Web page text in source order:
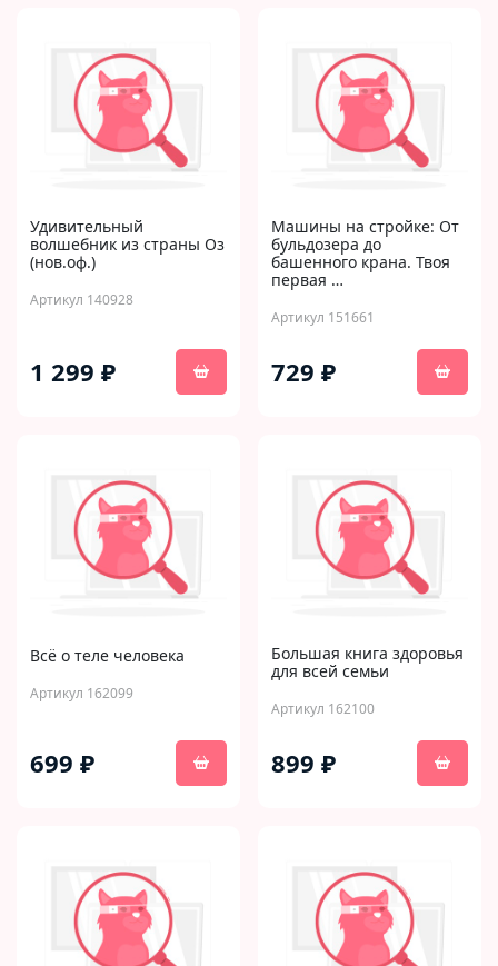
Удивительный
волшебник из страны Оз
(нов.оф.)
Артикул 140928
1 299 ₽
Машины на стройке: От
бульдозера до
башенного крана. Твоя
первая …
Артикул 151661
729 ₽
Всё о теле человека
Артикул 162099
699 ₽
Большая книга здоровья
для всей семьи
Артикул 162100
899 ₽